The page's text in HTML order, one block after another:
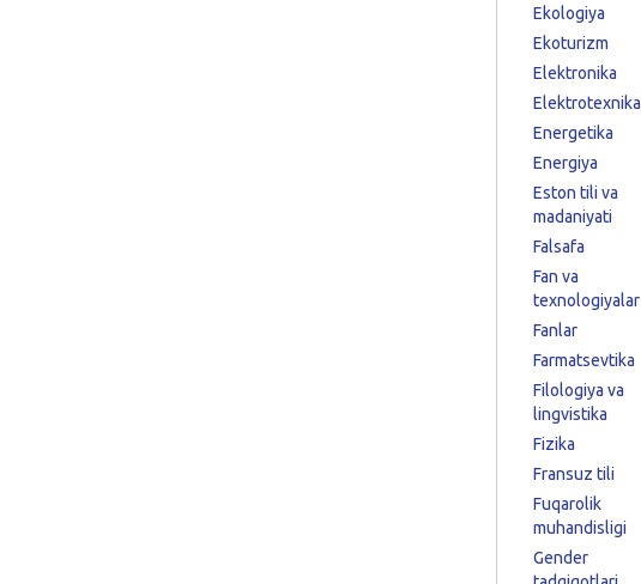
Ekologiya
Ekoturizm
Elektronika
Elektrotexnika
Energetika
Energiya
Eston tili va
madaniyati
Falsafa
Fan va
texnologiyalar
Fanlar
Farmatsevtika
Filologiya va
lingvistika
Fizika
Fransuz tili
Fuqarolik
muhandisligi
Gender